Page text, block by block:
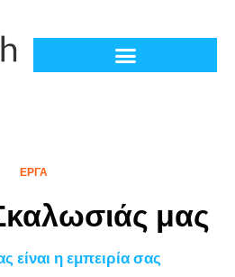
ΕΡΓΑ
μας
είναι η εμπειρία σας